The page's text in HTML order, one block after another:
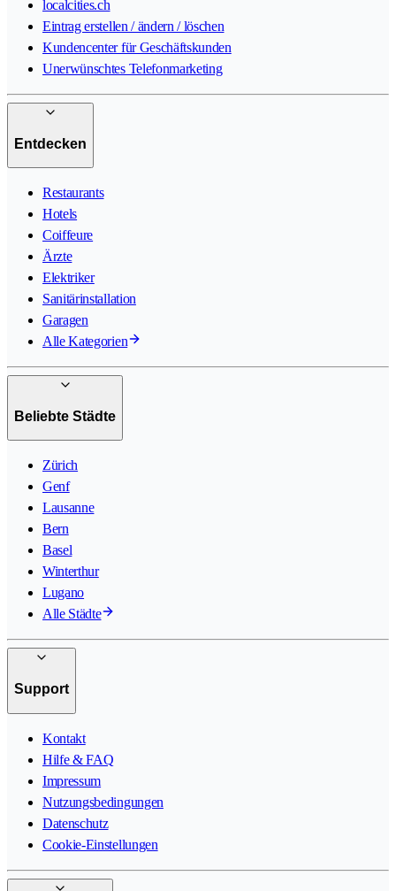
localcities.ch
Eintrag erstellen / ändern / löschen
Kundencenter für Geschäftskunden
Unerwünschtes Telefonmarketing
Entdecken
Restaurants
Hotels
Coiffeure
Ärzte
Elektriker
Sanitärinstallation
Garagen
Alle Kategorien
Beliebte Städte
Zürich
Genf
Lausanne
Bern
Basel
Winterthur
Lugano
Alle Städte
Support
Kontakt
Hilfe & FAQ
Impressum
Nutzungsbedingungen
Datenschutz
Cookie-Einstellungen